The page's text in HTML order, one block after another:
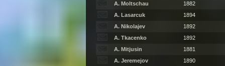
A. Moltschau
1882
A. Lasarcuk
1894
A. Nikolajev
1892
A. Tkacenko
1892
A. Mitjusin
1881
A. Jeremejov
1890